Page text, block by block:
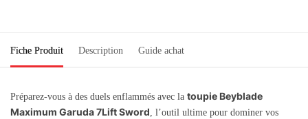
Fiche Produit Description Guide achat
Préparez-vous à des duels enflammés avec la toupie Beyblade
Maximum Garuda 7Lift Sword, l’outil ultime pour dominer vos